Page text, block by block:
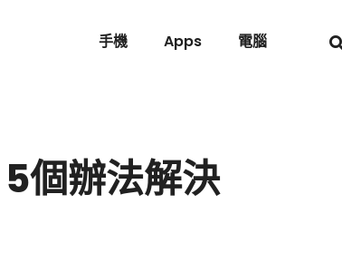
手機 Apps 電腦
個辦法解決